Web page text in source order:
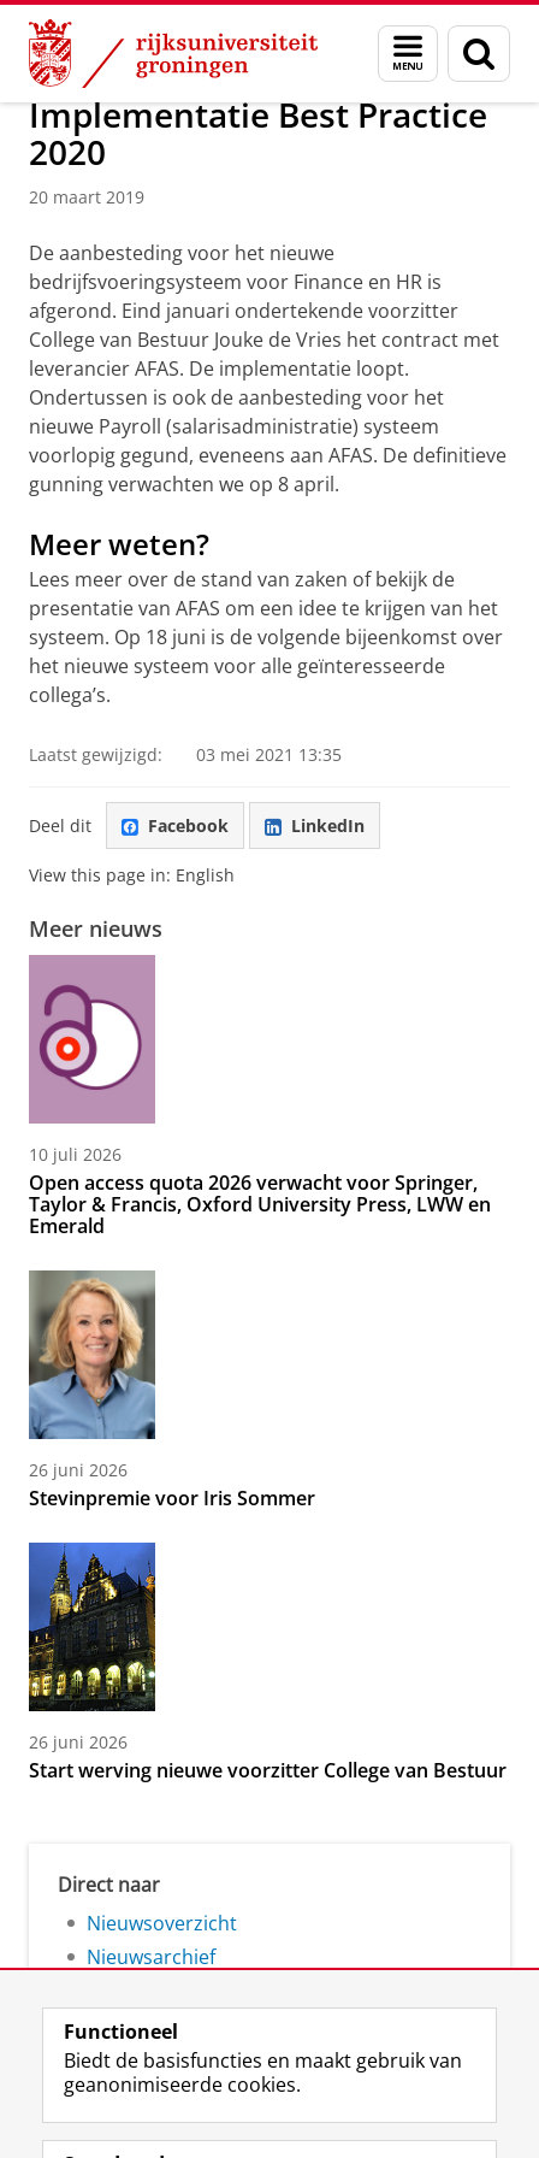
Skip
Content
Skip
Navigation
Menu
en
zoeken
Over ons Actueel Nieuws Nieuwsberichten
Implementatie Best Practice
2020
20 maart 2019
De aanbesteding voor het nieuwe
bedrijfsvoeringsysteem voor Finance en HR is
afgerond. Eind januari ondertekende voorzitter
College van Bestuur Jouke de Vries het contract met
leverancier AFAS. De implementatie loopt.
Ondertussen is ook de aanbesteding voor het
nieuwe Payroll (salarisadministratie) systeem
voorlopig gegund, eveneens aan AFAS. De definitieve
gunning verwachten we op 8 april.
Meer weten?
Lees meer over de stand van zaken of bekijk de
presentatie van AFAS om een idee te krijgen van het
systeem. Op 18 juni is de volgende bijeenkomst over
het nieuwe systeem voor alle geïnteresseerde
collega’s.
Laatst gewijzigd: 03 mei 2021 13:35
Deel dit Facebook LinkedIn
View this page in: English
Meer nieuws
10 juli 2026
Open access quota 2026 verwacht voor Springer,
Taylor & Francis, Oxford University Press, LWW en
Emerald
26 juni 2026
Stevinpremie voor Iris Sommer
26 juni 2026
Start werving nieuwe voorzitter College van Bestuur
Direct naar
Nieuwsoverzicht
Nieuwsarchief
Volg de RUG
F
a
L
i
R
S
I
n
Y
o
Functioneel
Biedt de basisfuncties en maakt gebruik van
geanonimiseerde cookies.